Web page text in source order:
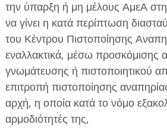
την ύπαρξη ή μη μέλους ΑμεΑ
να γίνει η κατά περίπτωση
του Κέντρου Πιστοποίησης
εναλλακτικά, μέσω προσκόμισης
γνωμάτευσης ή πιστοποιητικού
επιτροπή πιστοποίησης
αρχή, η οποία κατά το νόμο
αρμοδιότητές της,